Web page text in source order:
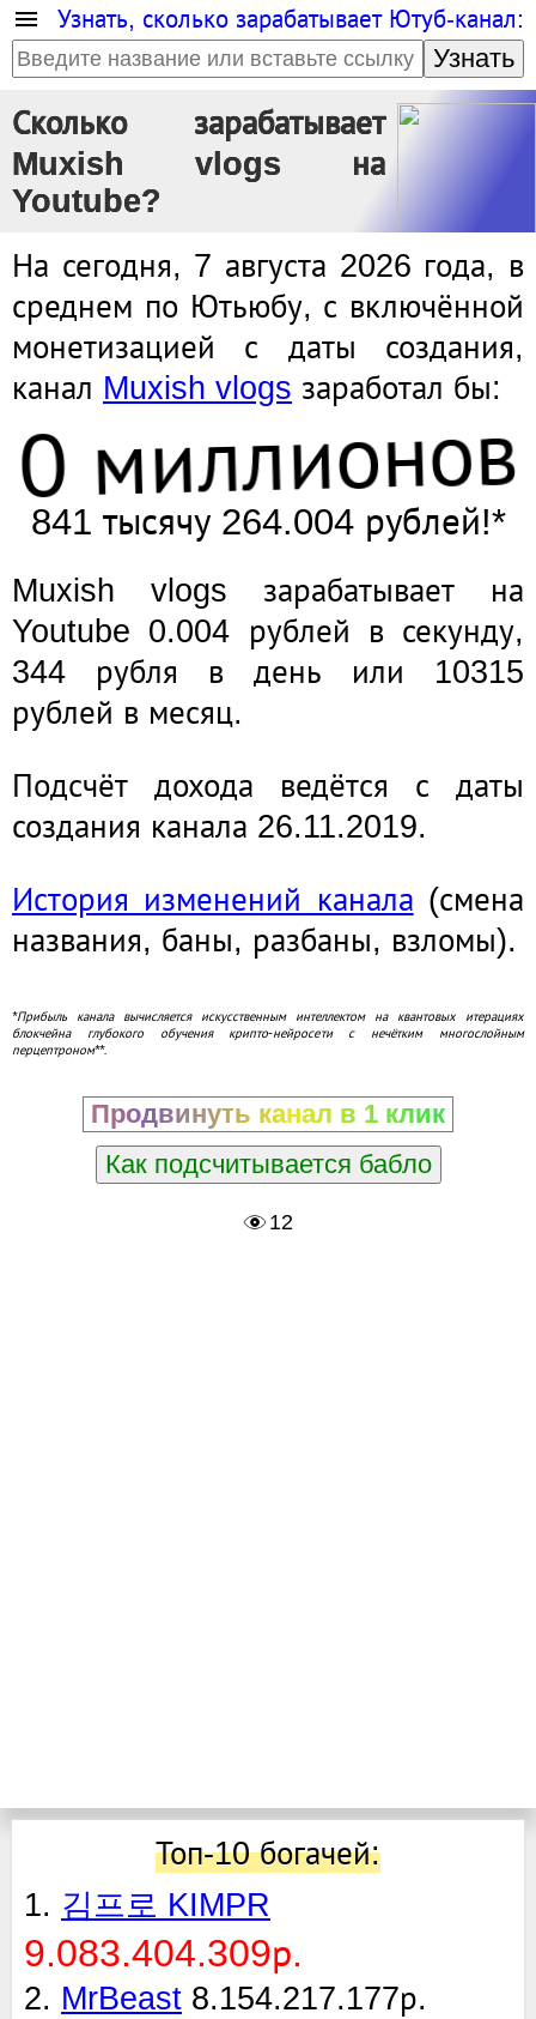
Узнать, сколько зарабатывает Ютуб-канал:
Узнать
Сколько зарабатывает
Muxish vlogs на
Youtube?
На сегодня, 7 августа 2026 года, в
среднем по Ютьюбу, с включённой
монетизацией с даты создания,
канал Muxish vlogs заработал бы:
0 миллионов
841 тысячу 264.004 рублей!*
Muxish vlogs зарабатывает на
Youtube 0.004 рублей в секунду,
344 рубля в день или 10315
рублей в месяц.
Подсчёт дохода ведётся с даты
создания канала 26.11.2019.
История изменений канала (смена
названия, баны, разбаны, взломы).
*Прибыль канала вычисляется искусственным интеллектом на квантовых итерациях
блокчейна глубокого обучения крипто-нейросети с нечётким многослойным
перцептроном**.
Продвинуть канал в 1 клик
Как подсчитывается бабло
12
Топ-10 богачей:
1. 김프로 KIMPR
9.083.404.309р.
2. MrBeast 8.154.217.177р.